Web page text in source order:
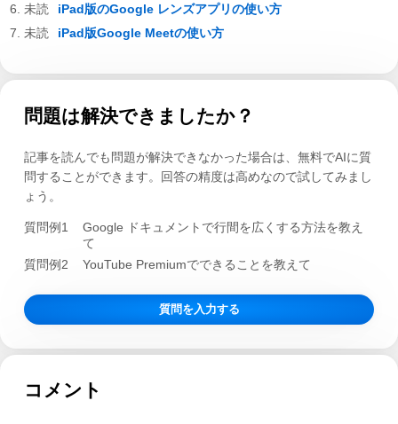
iPad版のGoogle レンズアプリの使い方
iPad版Google Meetの使い方
問題は解決できましたか？
記事を読んでも問題が解決できなかった場合は、無料でAIに質
問することができます。回答の精度は高めなので試してみまし
ょう。
質問例1
Google ドキュメントで行間を広くする方法を教え
て
質問例2
YouTube Premiumでできることを教えて
質問を入力する
コメント